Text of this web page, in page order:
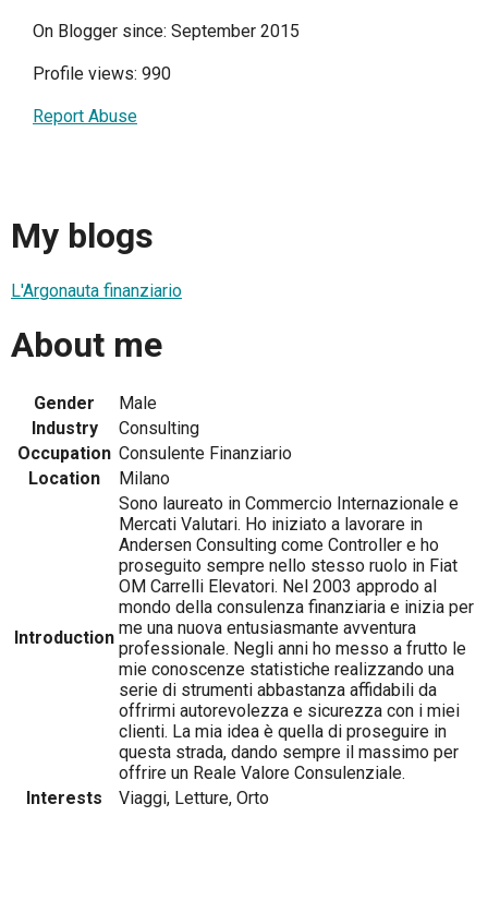
On Blogger since: September 2015
Profile views: 990
Report Abuse
My blogs
L'Argonauta finanziario
About me
Gender
Male
Industry
Consulting
Occupation Consulente Finanziario
Location
Milano
Introduction
Sono laureato in Commercio Internazionale e
Mercati Valutari. Ho iniziato a lavorare in
Andersen Consulting come Controller e ho
proseguito sempre nello stesso ruolo in Fiat
OM Carrelli Elevatori. Nel 2003 approdo al
mondo della consulenza finanziaria e inizia per
me una nuova entusiasmante avventura
professionale. Negli anni ho messo a frutto le
mie conoscenze statistiche realizzando una
serie di strumenti abbastanza affidabili da
offrirmi autorevolezza e sicurezza con i miei
clienti. La mia idea è quella di proseguire in
questa strada, dando sempre il massimo per
offrire un Reale Valore Consulenziale.
Interests
Viaggi, Letture, Orto